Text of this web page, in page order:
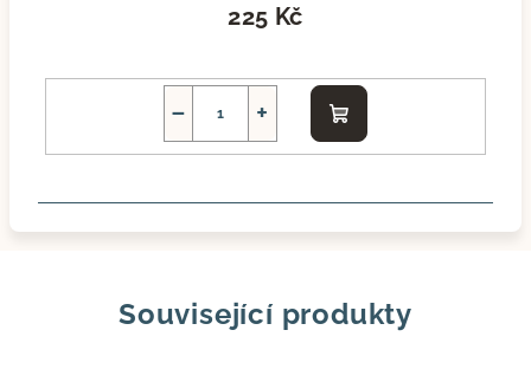
225 Kč
+
−
Do
košíku
Související produkty